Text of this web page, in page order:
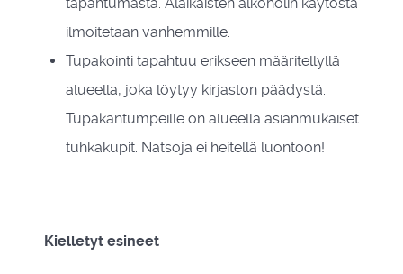
ilmoitetaan vanhemmille.
Tupakointi tapahtuu erikseen määritellyllä
alueella, joka löytyy kirjaston päädystä.
Tupakantumpeille on alueella asianmukaiset
tuhkakupit. Natsoja ei heitellä luontoon!
Kielletyt esineet